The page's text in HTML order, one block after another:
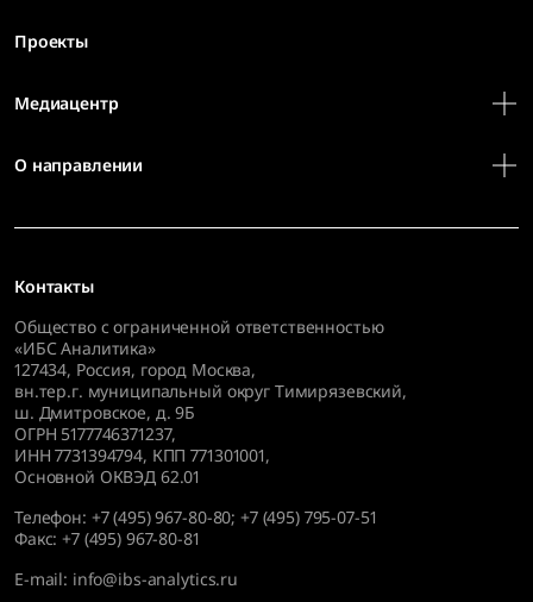
Контакты
Общество с ограниченной ответственностью
«ИБС Аналитика»
127434, Россия, город Москва,
вн.тер.г. муниципальный округ Тимирязевский,
ш. Дмитровское, д. 9Б
ОГРН 5177746371237,
ИНН 7731394794, КПП 771301001,
Основной ОКВЭД 62.01
Телефон: +7 (495) 967-80-80; +7 (495) 795-07-51
Факс:+7 (495) 967-80-81
E-mail: info@ibs-analytics.ru
Проекты
Медиацентр
О направлении